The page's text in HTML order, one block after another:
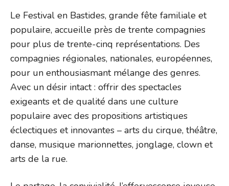
Le Festival en Bastides, grande fête familiale et
populaire, accueille près de trente compagnies
pour plus de trente-cinq représentations. Des
compagnies régionales, nationales, européennes,
pour un enthousiasmant mélange des genres.
Avec un désir intact : offrir des spectacles
exigeants et de qualité dans une culture
populaire avec des propositions artistiques
éclectiques et innovantes – arts du cirque, théâtre,
danse, musique marionnettes, jonglage, clown et
arts de la rue.